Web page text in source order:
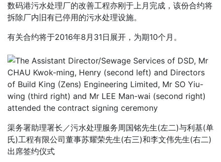
数码港污水处理厂的改善工程亦刚于上月完成，该份合约将
拆除厂内旧有已停用的污水处理设施。
有关合约将于2016年8月31日展开，为期10个月。
渠务署助理署长／污水处理服务周国铭先生(左二)与利基(单
氏)工程有限公司董事苏耀荣先生(右三)和李文伟先生(右二)
出席签约仪式